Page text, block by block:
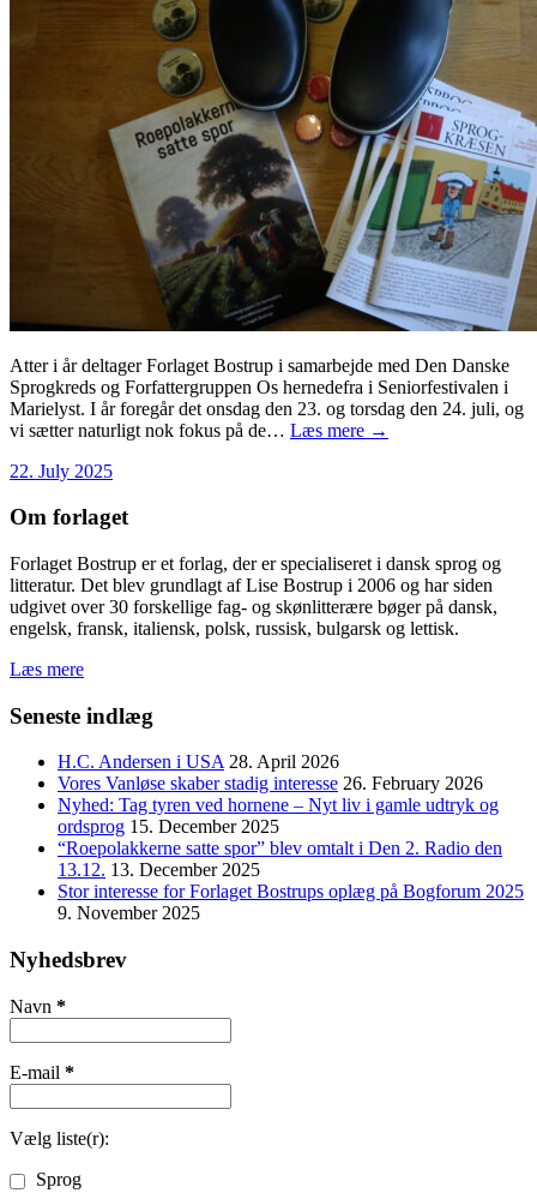
Atter i år deltager Forlaget Bostrup i samarbejde med Den Danske
Sprogkreds og Forfattergruppen Os hernedefra i Seniorfestivalen i
Marielyst. I år foregår det onsdag den 23. og torsdag den 24. juli, og
vi sætter naturligt nok fokus på de… Læs mere →
22. July 2025
Om forlaget
Forlaget Bostrup er et forlag, der er specialiseret i dansk sprog og
litteratur. Det blev grundlagt af Lise Bostrup i 2006 og har siden
udgivet over 30 forskellige fag- og skønlitterære bøger på dansk,
engelsk, fransk, italiensk, polsk, russisk, bulgarsk og lettisk.
Læs mere
Seneste indlæg
H.C. Andersen i USA 28. April 2026
Vores Vanløse skaber stadig interesse 26. February 2026
Nyhed: Tag tyren ved hornene – Nyt liv i gamle udtryk og
ordsprog 15. December 2025
“Roepolakkerne satte spor” blev omtalt i Den 2. Radio den
13.12. 13. December 2025
Stor interesse for Forlaget Bostrups oplæg på Bogforum 2025
9. November 2025
Nyhedsbrev
Navn *
E-mail *
Vælg liste(r):
Sprog